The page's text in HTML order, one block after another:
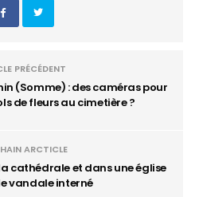
PRÉCÉDENT
(Somme) : des caméras pour
de fleurs au cimetière ?
ARCTICLE
cathédrale et dans une église
vandale interné